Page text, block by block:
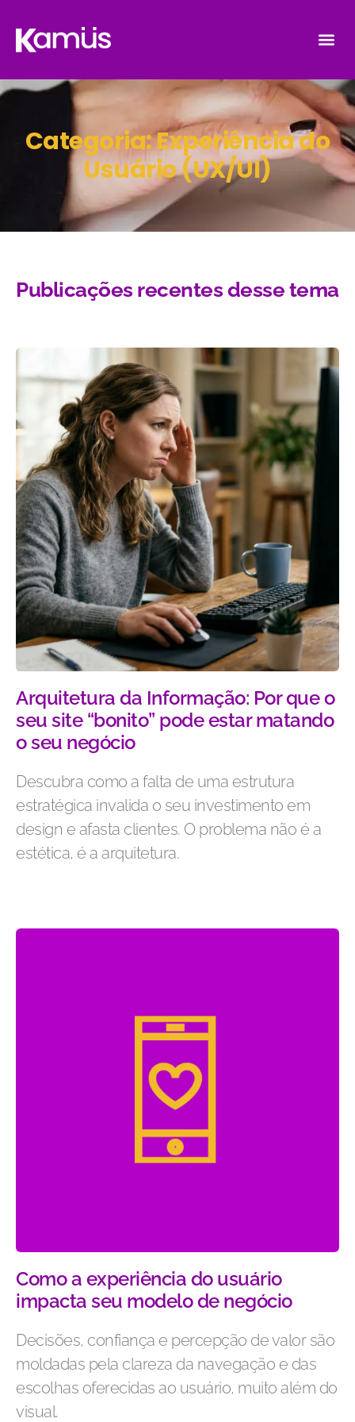
Categoria: Experiência do
Usuário (UX/UI)
Publicações recentes desse tema
Arquitetura da Informação: Por que o
seu site “bonito” pode estar matando
o seu negócio
Descubra como a falta de uma estrutura
estratégica invalida o seu investimento em
design e afasta clientes. O problema não é a
estética, é a arquitetura.
Como a experiência do usuário
impacta seu modelo de negócio
Decisões, confiança e percepção de valor são
moldadas pela clareza da navegação e das
escolhas oferecidas ao usuário, muito além do
visual.